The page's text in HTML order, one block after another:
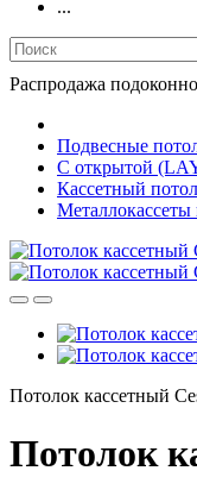
...
Распродажа
Подвесные
С открытой
Кассетный
Потолок кассетный
Потолок